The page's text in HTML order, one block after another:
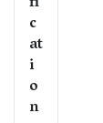
c
at
i
o
n